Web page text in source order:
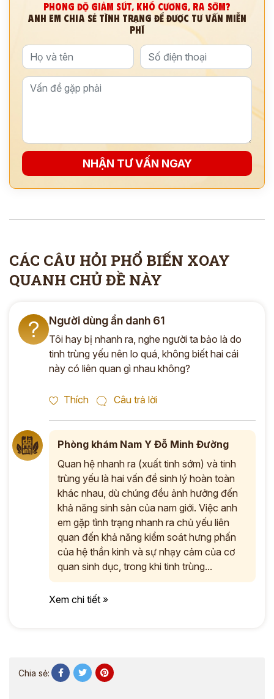
PHONG ĐỘ GIẢM SÚT, KHÓ CƯƠNG, RA SỚM?
ANH EM CHIA SẺ TÌNH TRẠNG ĐỂ ĐƯỢC TƯ VẤN MIỄN
PHÍ
NHẬN TƯ VẤN NGAY
CÁC CÂU HỎI PHỔ BIẾN XOAY
QUANH CHỦ ĐỀ NÀY
? Người dùng ẩn danh 61
Tôi hay bị nhanh ra, nghe người ta bảo là do
tinh trùng yếu nên lo quá, không biết hai cái
này có liên quan gì nhau không?
Thích Câu trả lời
Phòng khám Nam Y Đỗ Minh Đường
Quan hệ nhanh ra (xuất tinh sớm) và tinh
trùng yếu là hai vấn đề sinh lý hoàn toàn
khác nhau, dù chúng đều ảnh hưởng đến
khả năng sinh sản của nam giới. Việc anh
em gặp tình trạng nhanh ra chủ yếu liên
quan đến khả năng kiểm soát hưng phấn
của hệ thần kinh và sự nhạy cảm của cơ
quan sinh dục, trong khi tinh trùng...
Xem chi tiết »
Chia sẻ: